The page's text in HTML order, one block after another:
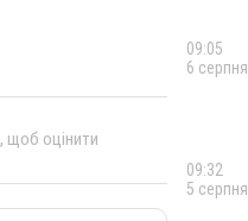
, щоб оцінити
09:05
6 серпня
09:32
5 серпня